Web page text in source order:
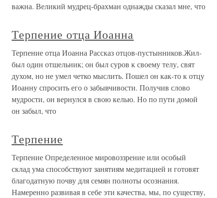
важна. Великий мудрец-брахман однажды сказал мне, что
Терпение отца Иоанна
Терпение отца Иоанна Рассказ отцов-пустынников.Жил-
был один отшельник; он был суров к своему телу, свят
духом, но не умел четко мыслить. Пошел он как-то к отцу
Иоанну спросить его о забывчивости. Получив слово
мудрости, он вернулся в свою келью. Но по пути домой
он забыл, что
Терпение
Терпение Определенное мировоззрение или особый
склад ума способствуют занятиям медитацией и готовят
благодатную почву для семян полноты осознания.
Намеренно развивая в себе эти качества, мы, по существу,